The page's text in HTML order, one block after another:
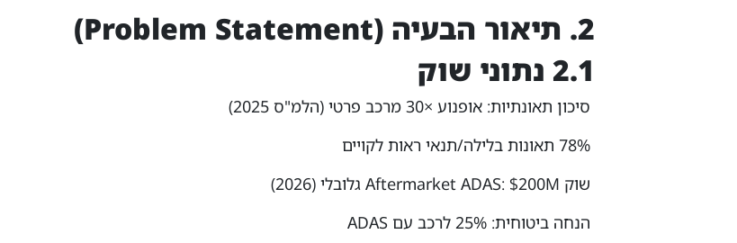
2. תיאור הבעיה (Problem Statement)
2.1 נתוני שוק
סיכון תאונתיות: אופנוע ×30 מרכב פרטי (הלמ"ס 2025)
78% תאונות בלילה/תנאי ראות לקויים
שוק Aftermarket ADAS: $200M גלובלי (2026)
הנחה ביטוחית: 25% לרכב עם ADAS